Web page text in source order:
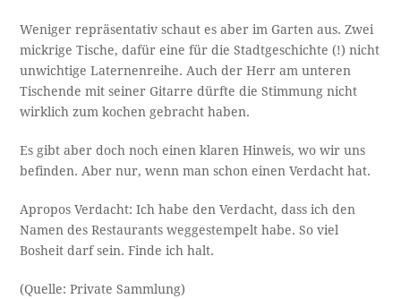
Weniger repräsentativ schaut es aber im Garten aus. Zwei
mickrige Tische, dafür eine für die Stadtgeschichte (!) nicht
unwichtige Laternenreihe. Auch der Herr am unteren
Tischende mit seiner Gitarre dürfte die Stimmung nicht
wirklich zum kochen gebracht haben.
Es gibt aber doch noch einen klaren Hinweis, wo wir uns
befinden. Aber nur, wenn man schon einen Verdacht hat.
Apropos Verdacht: Ich habe den Verdacht, dass ich den
Namen des Restaurants weggestempelt habe. So viel
Bosheit darf sein. Finde ich halt.
(Quelle: Private Sammlung)